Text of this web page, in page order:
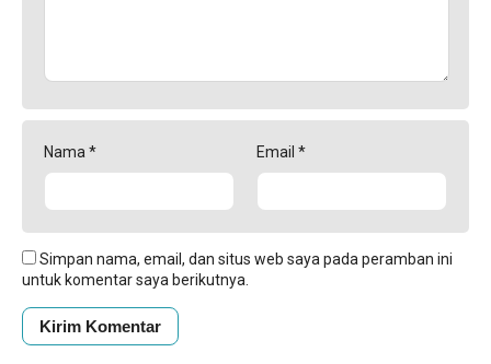
Nama * Email *
Simpan nama, email, dan situs web saya pada peramban ini
untuk komentar saya berikutnya.